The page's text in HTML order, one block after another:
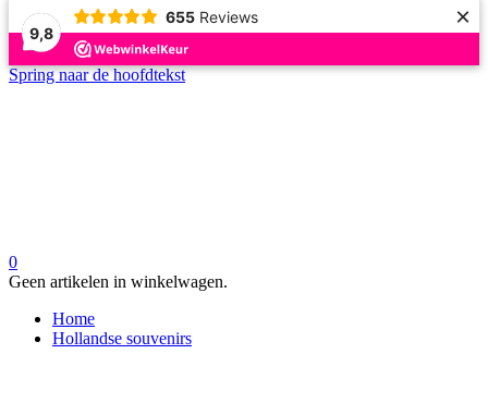
9,8
655 Reviews ×
Spring naar de hoofdtekst
0
Geen artikelen in winkelwagen.
Home
Hollandse souvenirs